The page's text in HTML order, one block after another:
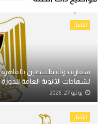
الأخبار
سفارة دولة فلسطين بالقاهرة
لشهادات الثانوية العامة للدورة
يوليو 27, 2026
الأخبار